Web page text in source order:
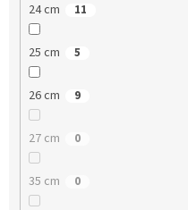
24 cm 11
25 cm 5
26 cm 9
27 cm 0
35 cm 0